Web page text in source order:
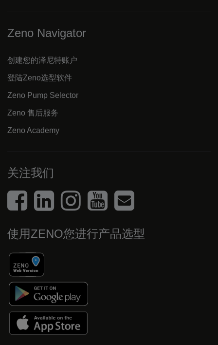
Zeno Navigator
创建您的泽尼特账户
登陆Zeno选型软件
Zeno Pump Selector
Zeno 售后服务
Zeno Academy
关注我们
使用ZENO您进行产品选型